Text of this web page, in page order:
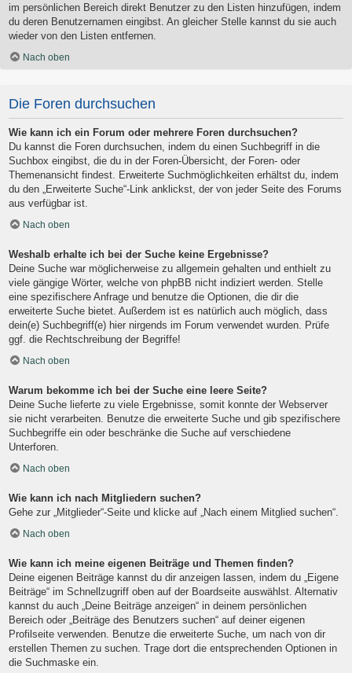
im persönlichen Bereich direkt Benutzer zu den Listen hinzufügen, indem
du deren Benutzernamen eingibst. An gleicher Stelle kannst du sie auch
wieder von den Listen entfernen.
Nach oben
Die Foren durchsuchen
Wie kann ich ein Forum oder mehrere Foren durchsuchen?
Du kannst die Foren durchsuchen, indem du einen Suchbegriff in die
Suchbox eingibst, die du in der Foren-Übersicht, der Foren- oder
Themenansicht findest. Erweiterte Suchmöglichkeiten erhältst du, indem
du den „Erweiterte Suche“-Link anklickst, der von jeder Seite des Forums
aus verfügbar ist.
Nach oben
Weshalb erhalte ich bei der Suche keine Ergebnisse?
Deine Suche war möglicherweise zu allgemein gehalten und enthielt zu
viele gängige Wörter, welche von phpBB nicht indiziert werden. Stelle
eine spezifischere Anfrage und benutze die Optionen, die dir die
erweiterte Suche bietet. Außerdem ist es natürlich auch möglich, dass
dein(e) Suchbegriff(e) hier nirgends im Forum verwendet wurden. Prüfe
ggf. die Rechtschreibung der Begriffe!
Nach oben
Warum bekomme ich bei der Suche eine leere Seite?
Deine Suche lieferte zu viele Ergebnisse, somit konnte der Webserver
sie nicht verarbeiten. Benutze die erweiterte Suche und gib spezifischere
Suchbegriffe ein oder beschränke die Suche auf verschiedene
Unterforen.
Nach oben
Wie kann ich nach Mitgliedern suchen?
Gehe zur „Mitglieder“-Seite und klicke auf „Nach einem Mitglied suchen“.
Nach oben
Wie kann ich meine eigenen Beiträge und Themen finden?
Deine eigenen Beiträge kannst du dir anzeigen lassen, indem du „Eigene
Beiträge“ im Schnellzugriff oben auf der Boardseite auswählst. Alternativ
kannst du auch „Deine Beiträge anzeigen“ in deinem persönlichen
Bereich oder „Beiträge des Benutzers suchen“ auf deiner eigenen
Profilseite verwenden. Benutze die erweiterte Suche, um nach von dir
erstellen Themen zu suchen. Trage dort die entsprechenden Optionen in
die Suchmaske ein.